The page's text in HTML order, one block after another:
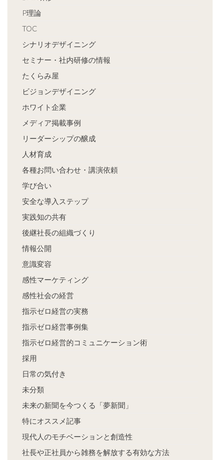
P理論
TOC
シナリオデザイニング
セミナー・社内研修の情報
たくらみ屋
ビジョンデザイニング
ホワイト企業
メディア掲載事例
リーダーシップの醸成
人材育成
各種お問い合わせ・講演依頼
学び合い
安全な導入ステップ
実践知の共有
後継社長の組織づくり
情報公開
意識変容
感性マーケティング
感性社会の経営
指示ゼロ経営の実務
指示ゼロ経営事例集
指示ゼロ経営的コミュニケーション術
採用
日常の気付き
未分類
未来の新聞を今つくる「夢新聞」
特にオススメ記事
現代人のモチベーションと創造性
社長や正社員から雑務を解放する有効な方法